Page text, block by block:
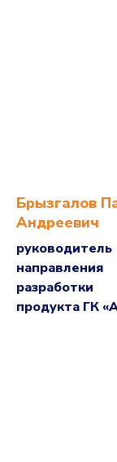
Брызгалов
Андреевич
руководитель
направления
разработки
продукта ГК